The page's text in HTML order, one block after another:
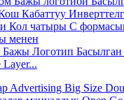
Логотип Басылган
Layer...